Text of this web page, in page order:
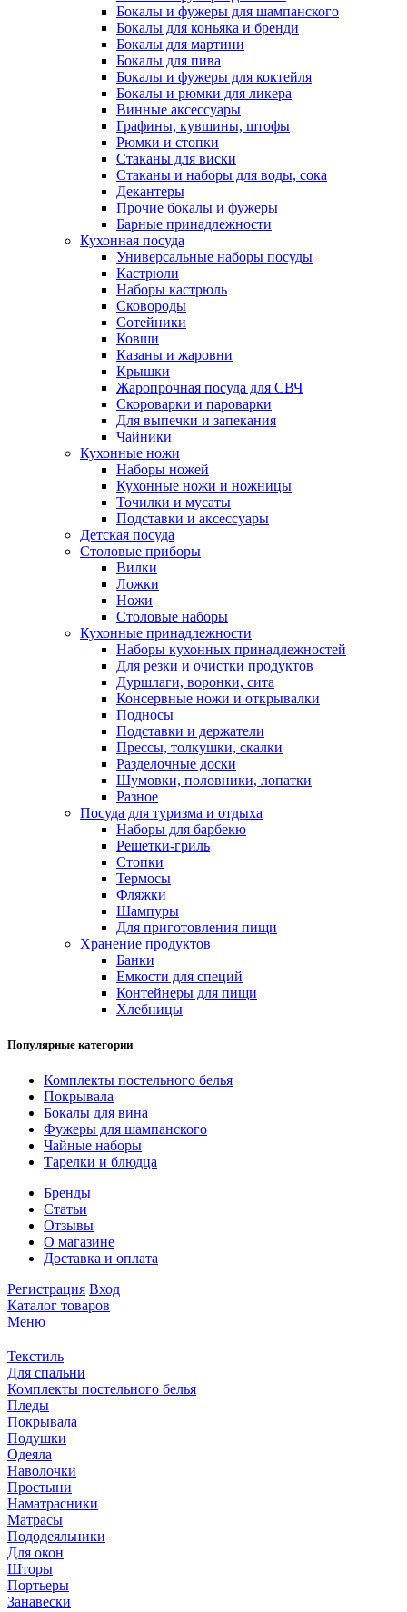
Бокалы и фужеры для шампанского
Бокалы для коньяка и бренди
Бокалы для мартини
Бокалы для пива
Бокалы и фужеры для коктейля
Бокалы и рюмки для ликера
Винные аксессуары
Графины, кувшины, штофы
Рюмки и стопки
Стаканы для виски
Стаканы и наборы для воды, сока
Декантеры
Прочие бокалы и фужеры
Барные принадлежности
Кухонная посуда
Универсальные наборы посуды
Кастрюли
Наборы кастрюль
Сковороды
Сотейники
Ковши
Казаны и жаровни
Крышки
Жаропрочная посуда для СВЧ
Скороварки и пароварки
Для выпечки и запекания
Чайники
Кухонные ножи
Наборы ножей
Кухонные ножи и ножницы
Точилки и мусаты
Подставки и аксессуары
Детская посуда
Столовые приборы
Вилки
Ложки
Ножи
Столовые наборы
Кухонные принадлежности
Наборы кухонных принадлежностей
Для резки и очистки продуктов
Дуршлаги, воронки, сита
Консервные ножи и открывалки
Подносы
Подставки и держатели
Прессы, толкушки, скалки
Разделочные доски
Шумовки, половники, лопатки
Разное
Посуда для туризма и отдыха
Наборы для барбекю
Решетки-гриль
Стопки
Термосы
Фляжки
Шампуры
Для приготовления пищи
Хранение продуктов
Банки
Емкости для специй
Контейнеры для пищи
Хлебницы
Популярные категории
Комплекты постельного белья
Покрывала
Бокалы для вина
Фужеры для шампанского
Чайные наборы
Тарелки и блюдца
Бренды
Статьи
Отзывы
О магазине
Доставка и оплата
Регистрация Вход
Каталог товаров
Меню
Текстиль
Для спальни
Комплекты постельного белья
Пледы
Покрывала
Подушки
Одеяла
Наволочки
Простыни
Наматрасники
Матрасы
Пододеяльники
Для окон
Шторы
Портьеры
Занавески